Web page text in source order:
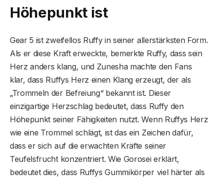
Höhepunkt ist
Gear 5 ist zweifellos Ruffy in seiner allerstärksten Form.
Als er diese Kraft erweckte, bemerkte Ruffy, dass sein
Herz anders klang, und Zunesha machte den Fans
klar, dass Ruffys Herz einen Klang erzeugt, der als
„Trommeln der Befreiung“ bekannt ist. Dieser
einzigartige Herzschlag bedeutet, dass Ruffy den
Höhepunkt seiner Fähigkeiten nutzt. Wenn Ruffys Herz
wie eine Trommel schlägt, ist das ein Zeichen dafür,
dass er sich auf die erwachten Kräfte seiner
Teufelsfrucht konzentriert. Wie Gorosei erklärt,
bedeutet dies, dass Ruffys Gummikörper viel härter als